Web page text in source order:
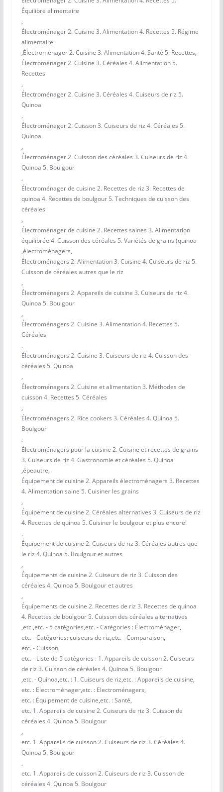
Équilibre alimentaire
,
Électroménager 2. Cuisine 3. Alimentation 4. Recettes 5. Régime
alimentaire
,Électroménager 2. Cuisine 3. Alimentation 4. Santé 5. Recettes,
Électroménager 2. Cuisine 3. Céréales 4. Alimentation 5.
Recettes
,
Électroménager 2. Cuisine 3. Céréales 4. Cuiseurs de riz 5.
Quinoa
,
Électroménager 2. Cuisson 3. Cuiseurs de riz 4. Céréales 5.
Quinoa
,
Électroménager 2. Cuisson des céréales 3. Cuiseurs de riz 4.
Quinoa 5. Boulgour
,
Électroménager de cuisine 2. Recettes de riz 3. Recettes de
quinoa 4. Recettes de boulgour 5. Techniques de cuisson des
céréales
,
Électroménager de cuisine 2. Recettes saines 3. Alimentation
équilibrée 4. Cuisson des céréales 5. Variétés de grains (quinoa
,électroménagers,
Électroménagers 2. Alimentation 3. Cuisine 4. Cuiseurs de riz 5.
Cuisson de céréales autres que le riz
,
Électroménagers 2. Appareils de cuisine 3. Cuiseurs de riz 4.
Quinoa 5. Boulgour
,
Électroménagers 2. Cuisine 3. Alimentation 4. Recettes 5.
Céréales
,
Électroménagers 2. Cuisine 3. Cuiseurs de riz 4. Cuisson des
céréales 5. Quinoa
,
Électroménagers 2. Cuisine et alimentation 3. Méthodes de
cuisson 4. Recettes 5. Céréales
,
Électroménagers 2. Rice cookers 3. Céréales 4. Quinoa 5.
Boulgour
,
Électroménagers pour la cuisine 2. Cuisine et recettes de grains
3. Cuiseurs de riz 4. Gastronomie et céréales 5. Quinoa
,épeautre,
Équipement de cuisine 2. Appareils électroménagers 3. Recettes
4. Alimentation saine 5. Cuisiner les grains
,
Équipement de cuisine 2. Céréales alternatives 3. Cuiseurs de riz
4. Recettes de quinoa 5. Cuisiner le boulgour et plus encore!
,
Équipement de cuisine 2. Cuiseurs de riz 3. Céréales autres que
le riz 4. Quinoa 5. Boulgour et autres
,
Équipements de cuisine 2. Cuiseurs de riz 3. Cuisson des
céréales 4. Quinoa 5. Boulgour et autres
,
Équipements de cuisine 2. Recettes de riz 3. Recettes de quinoa
4. Recettes de boulgour 5. Cuisson des céréales alternatives
,etc.,etc. - 5 catégories,etc. - Catégories : Électroménager,
etc. - Catégories: cuiseurs de riz,etc. - Comparaison,
etc. - Cuisson,
etc. - Liste de 5 catégories : 1. Appareils de cuisson 2. Cuiseurs
de riz 3. Cuisson de céréales 4. Quinoa 5. Boulgour
,etc. - Quinoa,etc. : 1. Cuiseurs de riz,etc. : Appareils de cuisine,
etc. : Electroménager,etc. : Electroménagers,
etc. : Équipement de cuisine,etc. : Santé,
etc. 1. Appareils de cuisine 2. Cuiseurs de riz 3. Cuisson de
céréales 4. Quinoa 5. Boulgour
,
etc. 1. Appareils de cuisson 2. Cuiseurs de riz 3. Céréales 4.
Quinoa 5. Boulgour
,
etc. 1. Appareils de cuisson 2. Cuiseurs de riz 3. Cuisson de
céréales 4. Quinoa 5. Boulgour